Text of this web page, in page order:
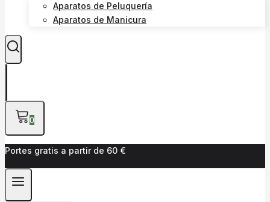
Aparatos de Peluquería
Aparatos de Manicura
0
Portes gratis a partir de 60 €